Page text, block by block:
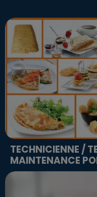
TECHNICIENNE /
MAINTENANCE